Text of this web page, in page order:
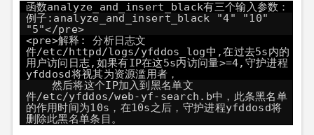
函数analyze_and_insert_black有三个输入参数：
例子:analyze_and_insert_black "4" "10"
"5"</pre>
<pre>解释: 分析日志文
件/etc/httpd/logs/yfddos_log中,在过去5s内的
用户访问日志,如果有IP在这5s内访问量>=4,守护进程
yfddosd将视其为资源滥用者，
然后将这个IP加入到黑名单文
件/etc/yfddos/web-yf-search.b中，此条黑名单
的作用时间为10s，在10s之后，守护进程yfddosd将
删除此黑名单条目。